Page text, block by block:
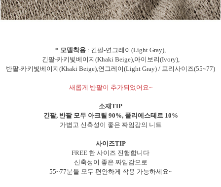
* 모델착용 : 긴팔-연그레이(Light Gray),
긴팔-카키빛베이지(Khaki Beige),아이보리(Ivory),
반팔-카키빛베이지(Khaki Beige),연그레이(Light Gray) / 프리사이즈(55~77)
새롭게 반팔이 추가되었어요~
소재TIP
긴팔, 반팔 모두 아크릴 90%, 폴리에스테르 10%
가볍고 신축성이 좋은 짜임감의 니트
사이즈TIP
FREE 한 사이즈 진행합니다
신축성이 좋은 짜임감으로
55~77분들 모두 편안하게 착용 가능하세요~